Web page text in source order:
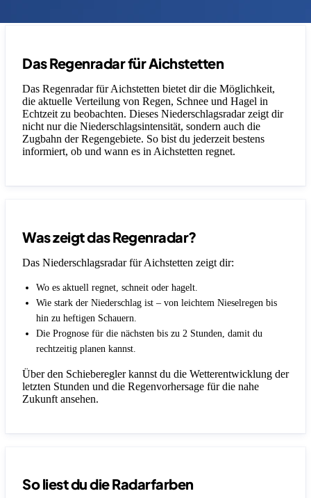
Das Regenradar für Aichstetten
Das Regenradar für Aichstetten bietet dir die Möglichkeit,
die aktuelle Verteilung von Regen, Schnee und Hagel in
Echtzeit zu beobachten. Dieses Niederschlagsradar zeigt dir
nicht nur die Niederschlagsintensität, sondern auch die
Zugbahn der Regengebiete. So bist du jederzeit bestens
informiert, ob und wann es in Aichstetten regnet.
Was zeigt das Regenradar?
Das Niederschlagsradar für Aichstetten zeigt dir:
Wo es aktuell regnet, schneit oder hagelt.
Wie stark der Niederschlag ist – von leichtem Nieselregen bis
hin zu heftigen Schauern.
Die Prognose für die nächsten bis zu 2 Stunden, damit du
rechtzeitig planen kannst.
Über den Schieberegler kannst du die Wetterentwicklung der
letzten Stunden und die Regenvorhersage für die nahe
Zukunft ansehen.
So liest du die Radarfarben